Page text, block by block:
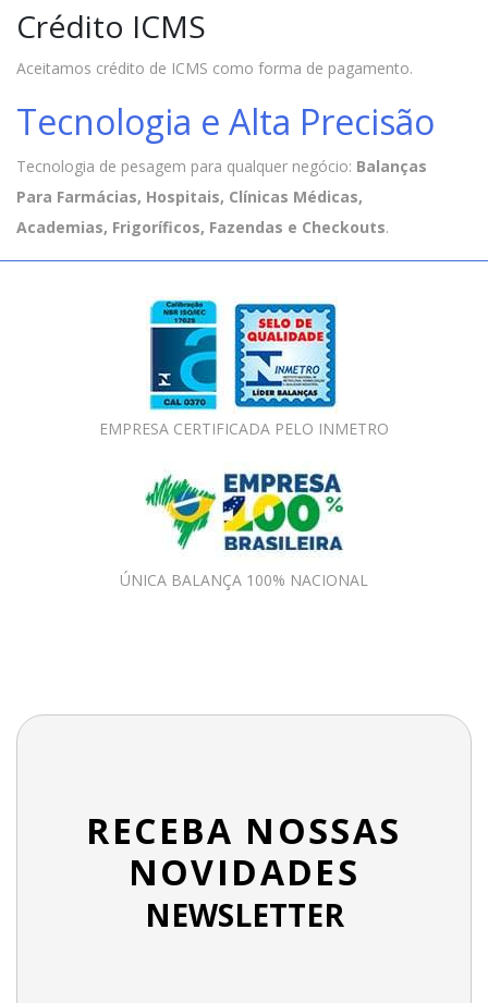
Crédito ICMS
Aceitamos crédito de ICMS como forma de pagamento.
Tecnologia e Alta Precisão
Tecnologia de pesagem para qualquer negócio: Balanças
Para Farmácias, Hospitais, Clínicas Médicas,
Academias, Frigoríficos, Fazendas e Checkouts.
EMPRESA CERTIFICADA PELO INMETRO
ÚNICA BALANÇA 100% NACIONAL
RECEBA NOSSAS
NOVIDADES
NEWSLETTER